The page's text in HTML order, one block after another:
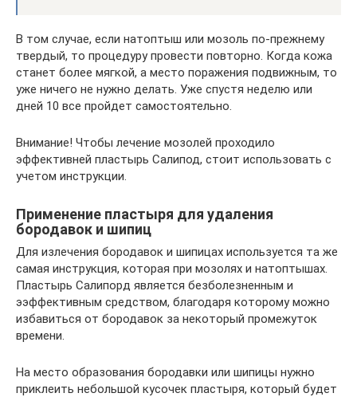
В том случае, если натоптыш или мозоль по-прежнему
твердый, то процедуру провести повторно. Когда кожа
станет более мягкой, а место поражения подвижным, то
уже ничего не нужно делать. Уже спустя неделю или
дней 10 все пройдет самостоятельно.
Внимание! Чтобы лечение мозолей проходило
эффективней пластырь Салипод, стоит использовать с
учетом инструкции.
Применение пластыря для удаления
бородавок и шипиц
Для излечения бородавок и шипицах используется та же
самая инструкция, которая при мозолях и натоптышах.
Пластырь Салипорд является безболезненным и
ээффективным средством, благодаря которому можно
избавиться от бородавок за некоторый промежуток
времени.
На место образования бородавки или шипицы нужно
приклеить небольшой кусочек пластыря, который будет